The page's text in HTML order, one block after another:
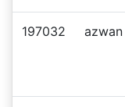
197032 azwan